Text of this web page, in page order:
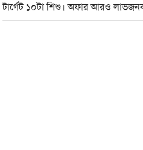
টার্গেট ১০টা শিশু। অফার আরও